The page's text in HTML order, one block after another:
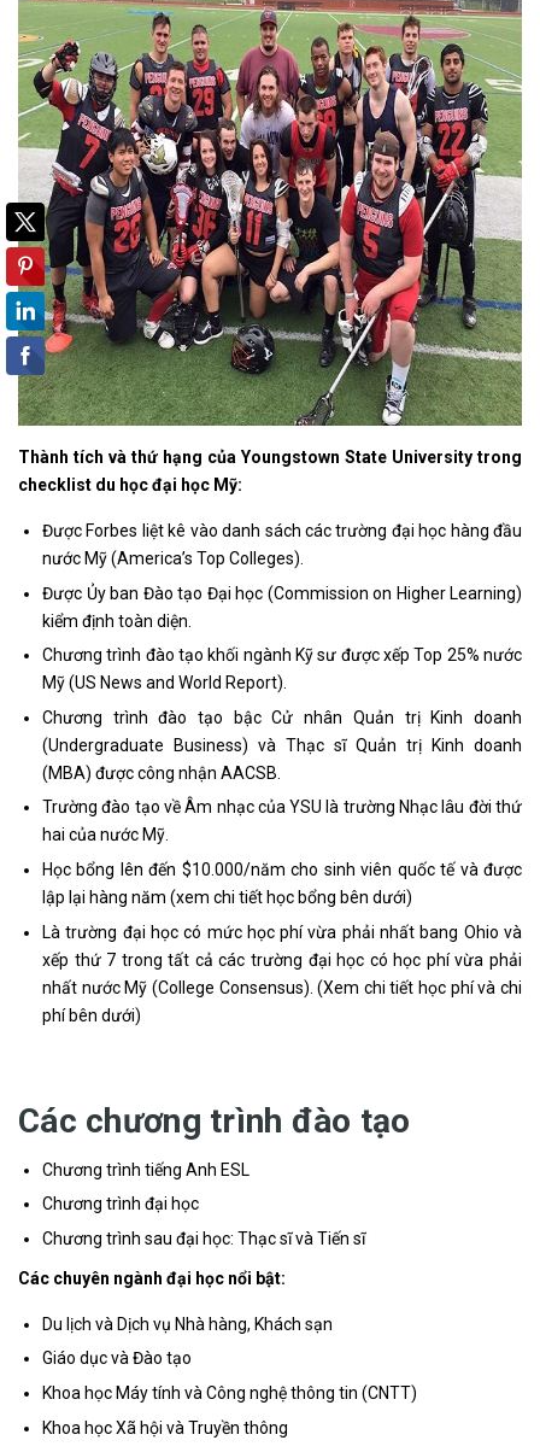
Thành tích và thứ hạng của Youngstown State University trong
checklist du học đại học Mỹ:
Được Forbes liệt kê vào danh sách các trường đại học hàng đầu
nước Mỹ (America’s Top Colleges).
Được Ủy ban Đào tạo Đại học (Commission on Higher Learning)
kiểm định toàn diện.
Chương trình đào tạo khối ngành Kỹ sư được xếp Top 25% nước
Mỹ (US News and World Report).
Chương trình đào tạo bậc Cử nhân Quản trị Kinh doanh
(Undergraduate Business) và Thạc sĩ Quản trị Kinh doanh
(MBA) được công nhận AACSB.
Trường đào tạo về Âm nhạc của YSU là trường Nhạc lâu đời thứ
hai của nước Mỹ.
Học bổng lên đến $10.000/năm cho sinh viên quốc tế và được
lập lại hàng năm (xem chi tiết học bổng bên dưới)
Là trường đại học có mức học phí vừa phải nhất bang Ohio và
xếp thứ 7 trong tất cả các trường đại học có học phí vừa phải
nhất nước Mỹ (College Consensus). (Xem chi tiết học phí và chi
phí bên dưới)
Các chương trình đào tạo
Chương trình tiếng Anh ESL
Chương trình đại học
Chương trình sau đại học: Thạc sĩ và Tiến sĩ
Các chuyên ngành đại học nổi bật:
Du lịch và Dịch vụ Nhà hàng, Khách sạn
Giáo dục và Đào tạo
Khoa học Máy tính và Công nghệ thông tin (CNTT)
Khoa học Xã hội và Truyền thông